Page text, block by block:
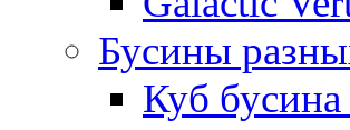
Бусины
Куб